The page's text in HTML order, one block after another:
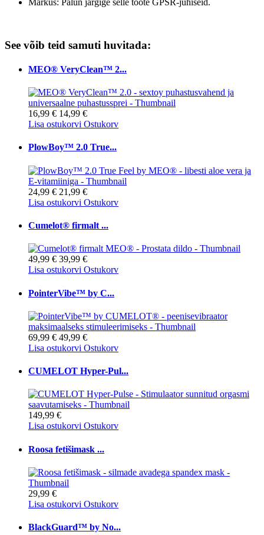
Märkus: Palun järgige selle toote GPSR-juhiseid.
See võib teid samuti huvitada:
MEO® VeryClean™ 2...
16,99 € 14,99 €
Lisa ostukorvi Ostukorv
PlowBoy™ 2.0 True...
24,99 € 21,99 €
Lisa ostukorvi Ostukorv
Cumelot® firmalt ...
49,99 € 39,99 €
Lisa ostukorvi Ostukorv
PointerVibe™ by C...
69,99 € 49,99 €
Lisa ostukorvi Ostukorv
CUMELOT Hyper-Pul...
149,99 €
Lisa ostukorvi Ostukorv
Roosa fetišimask ...
29,99 €
Lisa ostukorvi Ostukorv
BlackGuard™ by No...